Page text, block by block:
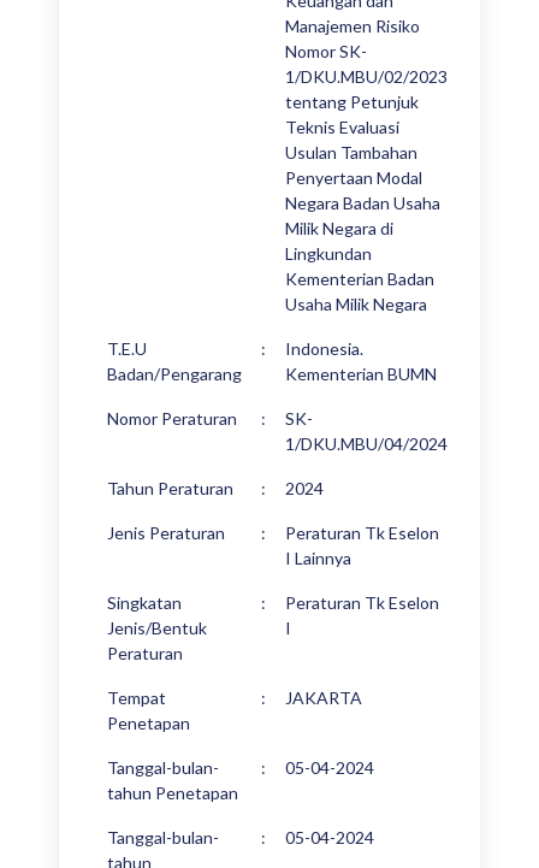
Manajemen Risiko
Nomor SK-
1/DKU.MBU/02/2023
tentang Petunjuk
Teknis Evaluasi
Usulan Tambahan
Penyertaan Modal
Negara Badan Usaha
Milik Negara di
Lingkundan
Kementerian Badan
Usaha Milik Negara
T.E.U
Badan/Pengarang
:
Indonesia.
Kementerian BUMN
Nomor Peraturan :
SK-
1/DKU.MBU/04/2024
Tahun Peraturan : 2024
Jenis Peraturan :
Peraturan Tk Eselon
I Lainnya
Singkatan
Jenis/Bentuk
Peraturan
:
Peraturan Tk Eselon
I
Tempat
Penetapan
: JAKARTA
Tanggal-bulan-
tahun Penetapan
: 05-04-2024
Tanggal-bulan-
tahun
: 05-04-2024